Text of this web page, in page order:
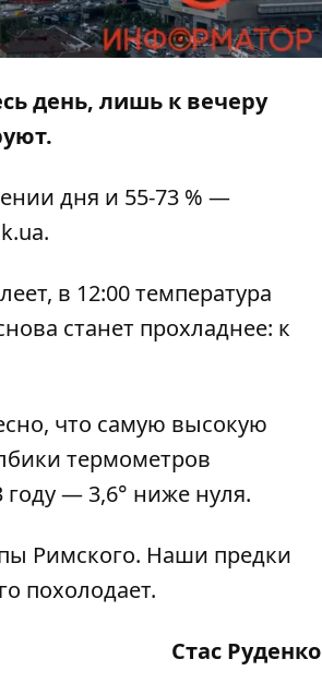
день, лишь к вечеру
дня и 55-73 % —
.
в 12:00 температура
станет прохладнее: к
что самую высокую
термометров
году — 3,6° ниже нуля.
Римского. Наши предки
похолодает.
Стас Руденко